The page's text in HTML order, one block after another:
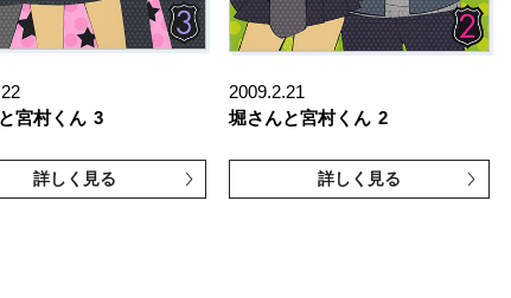
宮村くん 3
詳しく見る
2009.2.21
堀さんと宮村くん 2
詳しく見る